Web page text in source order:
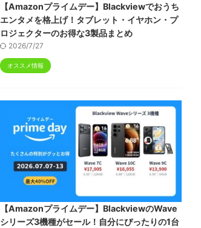
【Amazonプライムデー】Blackviewでおうち
エンタメを格上げ！タブレット・イヤホン・プ
ロジェクターのお得な3製品まとめ
2026/7/27
オススメ情報
【Amazonプライムデー】BlackviewのWave
シリーズ3機種がセール！自分にぴったりの1台